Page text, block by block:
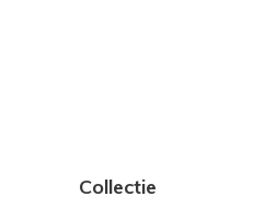
Collectie